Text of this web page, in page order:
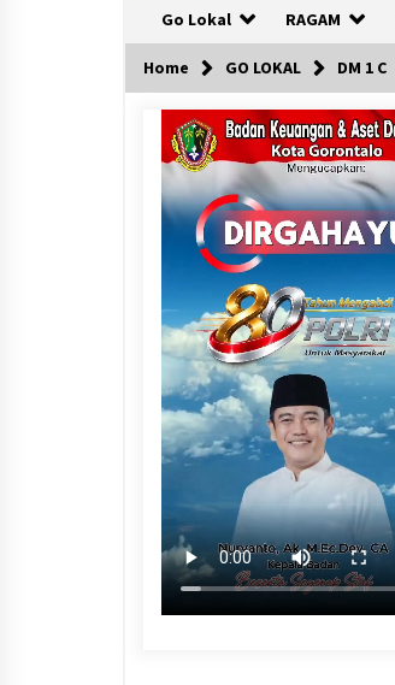
Go Lokal RAGAM
Home GO LOKAL DM 1 C